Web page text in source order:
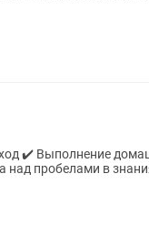
✔️ Выполнение
пробелами в